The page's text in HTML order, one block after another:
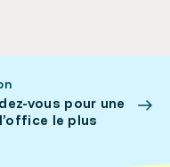
vous pour une
le plus